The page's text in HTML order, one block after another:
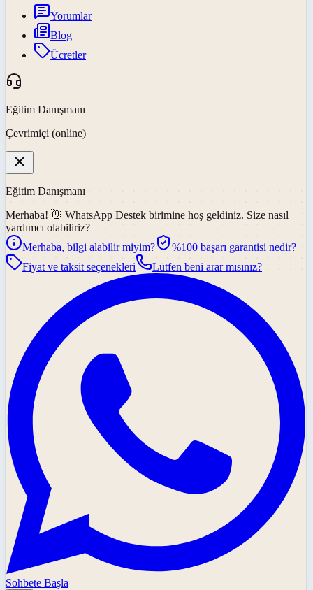
Yorumlar
Blog
Ücretler
Eğitim Danışmanı
Çevrimiçi (online)
Eğitim Danışmanı
Merhaba! 👋 WhatsApp Destek birimine hoş geldiniz. Size nasıl
yardımcı olabiliriz?
Merhaba, bilgi alabilir miyim?
%100 başarı garantisi nedir?
Fiyat ve taksit seçenekleri
Lütfen beni arar mısınız?
Sohbete Başla